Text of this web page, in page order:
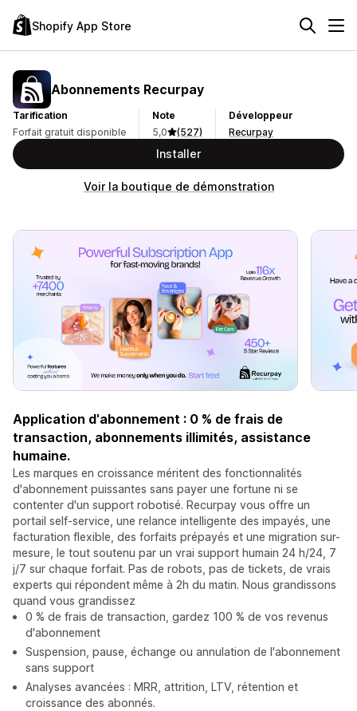
Shopify App Store
Abonnements Recurpay
Tarification
Forfait gratuit disponible
Note
5,0
(527)
Développeur
Recurpay
Installer
Voir la boutique de démonstration
Application d'abonnement : 0 % de frais de
transaction, abonnements illimités, assistance
humaine.
Les marques en croissance méritent des fonctionnalités
d'abonnement puissantes sans payer une fortune ni se
contenter d'un support robotisé. Recurpay vous offre un
portail self-service, une relance intelligente des impayés, une
facturation flexible, des forfaits prépayés et une migration sur-
mesure, le tout soutenu par un vrai support humain 24 h/24, 7
j/7 sur chaque forfait. Pas de robots, pas de tickets, de vrais
experts qui répondent même à 2h du matin. Nous grandissons
quand vous grandissez
0 % de frais de transaction, gardez 100 % de vos revenus
d'abonnement
Suspension, pause, échange ou annulation de l'abonnement
sans support
Analyses avancées : MRR, attrition, LTV, rétention et
croissance des abonnés.